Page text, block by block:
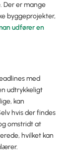
Der er mange
byggeprojekter,
udfører en
med
udtrykkeligt
kan
hvis der findes
omstridt at
hvilket kan